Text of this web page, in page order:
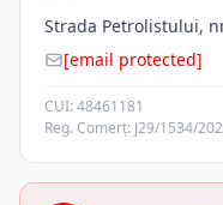
Strada Petrolistului,
[email protected]
CUI: 48461181
Reg. Comerț: J29/1534/